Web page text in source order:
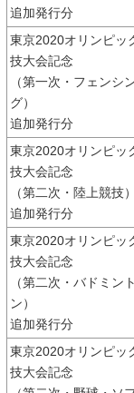
追加発行分
東京2020オリンピッ
技大会記念
（第一次・フェンシ
グ）
追加発行分
東京2020オリンピッ
技大会記念
（第二次・陸上競技）
追加発行分
東京2020オリンピッ
技大会記念
（第二次・バドミント
ン）
追加発行分
東京2020オリンピッ
技大会記念